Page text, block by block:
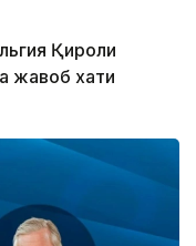
Қироли
жавоб хати